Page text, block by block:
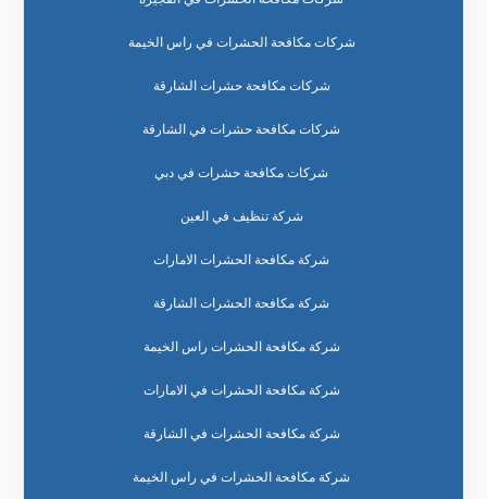
شركات مكافحة الحشرات في راس الخيمة
شركات مكافحة حشرات الشارقة
شركات مكافحة حشرات في الشارقة
شركات مكافحة حشرات في دبي
شركة تنظيف في العين
شركة مكافحة الحشرات الامارات
شركة مكافحة الحشرات الشارقة
شركة مكافحة الحشرات راس الخيمة
شركة مكافحة الحشرات في الامارات
شركة مكافحة الحشرات في الشارقة
شركة مكافحة الحشرات في راس الخيمة